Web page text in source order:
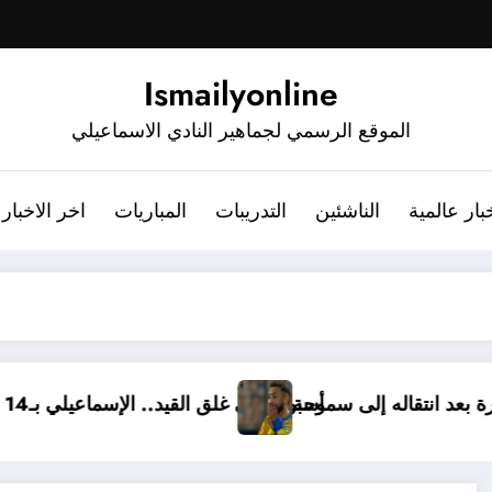
Ismailyonline
الموقع الرسمي لجماهير النادي الاسماعيلي
اخر الاخبار المباريات التدريبات الناشئين عالمية
أسبوع على غلق القيد..برسالة مؤثرة بعد انتقاله إلى سموحة